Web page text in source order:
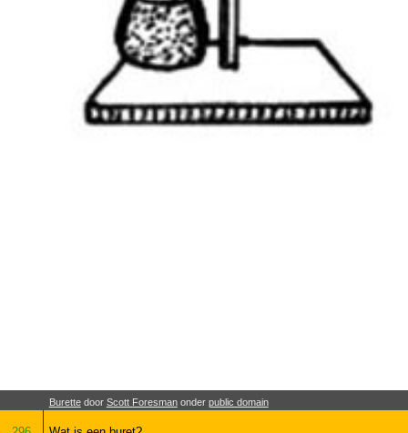
Burettedoor Scott Foresmanonder public domain